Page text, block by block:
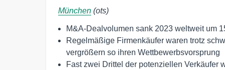
München (ots)
M&A-Dealvolumen sank 2023 weltweit um
Regelmäßige Firmenkäufer waren trotz
vergrößern so ihren Wettbewerbsvorsprung
Fast zwei Drittel der potenziellen Verkäufer